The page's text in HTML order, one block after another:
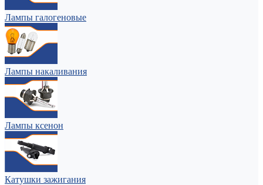
Лампы галогеновые
Лампы накаливания
Лампы ксенон
Катушки зажигания